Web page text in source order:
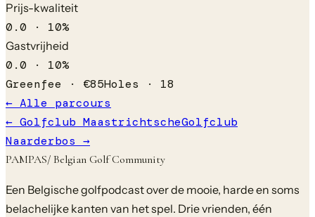
Prijs-kwaliteit
0.0 · 10%
Gastvrijheid
0.0 · 10%
Greenfee · €85Holes · 18
← Alle parcours
← Golfclub MaastrichtscheGolfclub
Naarderbos →
PAMPAS/ Belgian Golf Community
Een Belgische golfpodcast over de mooie, harde en soms
belachelijke kanten van het spel. Drie vrienden, één